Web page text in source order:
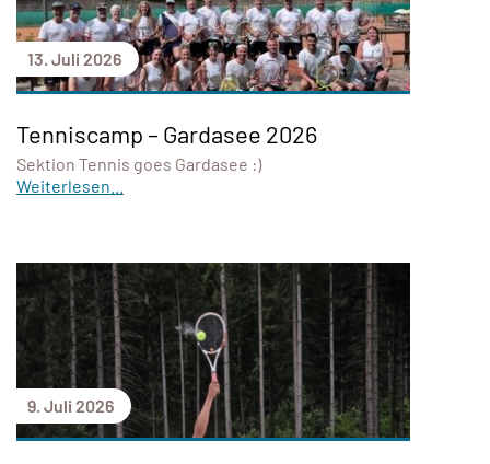
13. Juli 2026
Tenniscamp – Gardasee 2026
Sektion Tennis goes Gardasee :)
Weiterlesen...
9. Juli 2026